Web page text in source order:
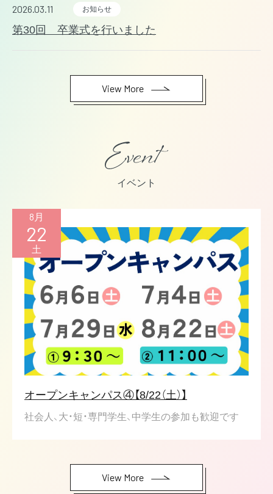
2026.03.11
第30回 卒業式を行いました
お知らせ
View More
イベント
8月
22
土
オープンキャンパス④【8/22（土）】
社会人、大・短・専門学生、中学生の参加も歓迎です
View More